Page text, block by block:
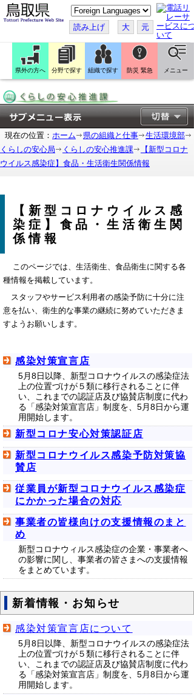
こ
の
ペ
ー
ジ
翻
訳
す
読み上げ 大 元
県外の方へ 分野で探す 組織で探す 防災 緊急 メニュー
現在の位置： ホーム 県の組織と仕事
生活環境部
くらしの安心局
くらしの安心推進課
【新型コロナ
ウイルス感染症】食品・生活衛生関係情報
【新型コロナウイルス感
染症】食品・生活衛生関
係情報
このページでは、生活衛生、食品衛生に関する各
種情報を掲載しています。
スタッフやサービス利用者の感染予防に十分に注
意を払い、衛生的な事業の継続に努めていただきま
すようお願いします。
感染対策宣言店
5月8日以降、新型コロナウイルスの感染症法
上の位置づけが５類に移行されることに伴
い、これまでの認証店及び協賛店制度に代わ
る「感染対策宣言店」制度を、5月8日から運
用開始します。
新型コロナ安心対策認証店
新型コロナウイルス感染予防対策協
賛店
従業員が新型コロナウイルス感染症
にかかった場合の対応
事業者の皆様向けの支援情報のまと
め
新型コロナウィルス感染症の企業・事業者へ
の影響に関し、事業者の皆さまへの支援情報
をまとめています。
新着情報・お知らせ
感染対策宣言店について
5月8日以降、新型コロナウイルスの感染症法
上の位置づけが５類に移行されることに伴
い、これまでの認証店及び協賛店制度に代わ
る「感染対策宣言店」制度を、5月8日から運
用開始します。